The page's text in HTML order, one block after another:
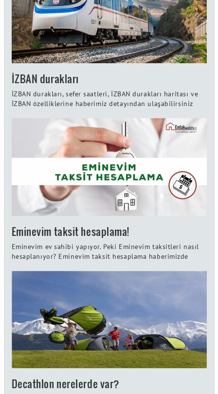
İZBAN durakları
İZBAN durakları, sefer saatleri, İZBAN durakları haritası ve
İZBAN özelliklerine haberimiz detayından ulaşabilirsiniz
Eminevim taksit hesaplama!
Eminevim ev sahibi yapıyor. Peki Eminevim taksitleri nasıl
hesaplanıyor? Eminevim taksit hesaplama haberimizde
Decathlon nerelerde var?